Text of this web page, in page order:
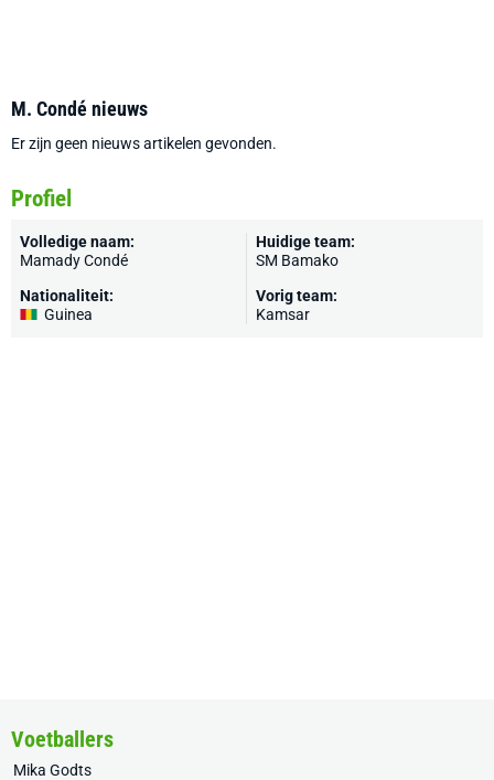
M. Condé nieuws
Er zijn geen nieuws artikelen gevonden.
Profiel
Volledige naam:
Mamady Condé
Nationaliteit:
Guinea
Huidige team:
SM Bamako
Vorig team:
Kamsar
Voetballers
Mika Godts